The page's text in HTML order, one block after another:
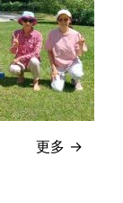
更多 →